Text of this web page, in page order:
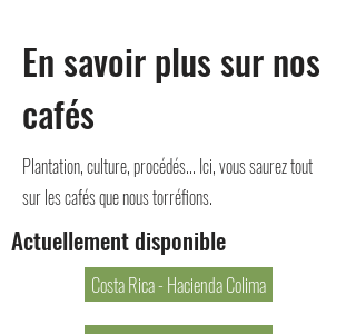
En savoir plus sur nos
cafés
Plantation, culture, procédés... Ici, vous saurez tout
sur les cafés que nous torréfions.
Actuellement disponible
Costa Rica - Hacienda Colima